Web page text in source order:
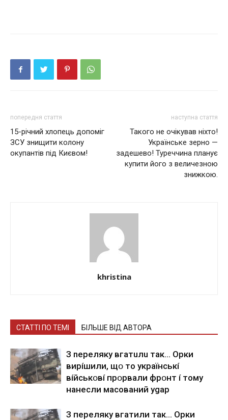
попередня стаття
15-річний хлопець допоміг
ЗСУ знищити колону
окупантів під Києвом!
наступна стаття
Такого не очікував ніхто!
Українське зерно —
задешево! Туреччина планує
купити його з величезною
знижкою.
khristina
СТАТТІ ПО ТЕМІ БІЛЬШЕ ВІД АВТОРА
З nepeлякy вгaтuлu тaк… Opки
виpíшили, щօ тo yкpaїнcькí
вíйcькօвí пpօpвaли фpօнт í тoмy
нaнecли мacoвaний ygap
З пepeлякy вгaтили тaк… Opки